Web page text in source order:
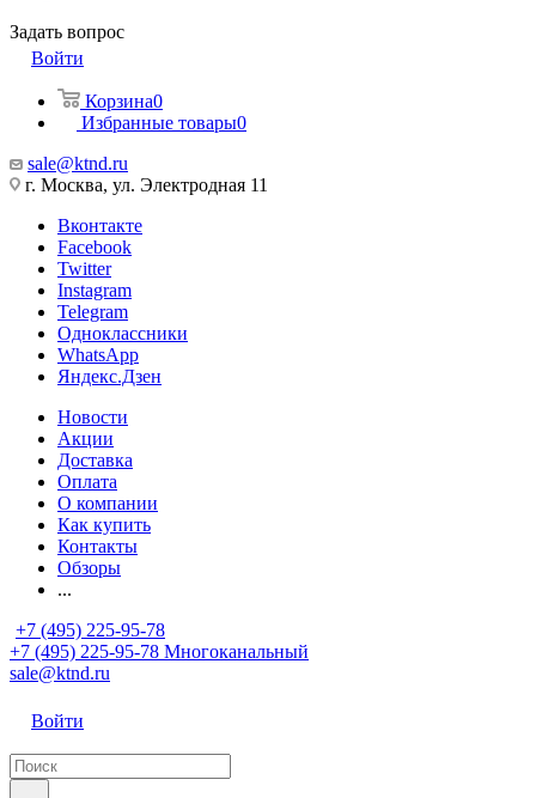
Задать вопрос
Войти
Корзина0
Избранные товары0
sale@ktnd.ru
г. Москва, ул. Электродная 11
Вконтакте
Facebook
Twitter
Instagram
Telegram
Одноклассники
WhatsApp
Яндекс.Дзен
Новости
Акции
Доставка
Оплата
О компании
Как купить
Контакты
Обзоры
...
+7 (495) 225-95-78
+7 (495) 225-95-78 Многоканальный
sale@ktnd.ru
Войти